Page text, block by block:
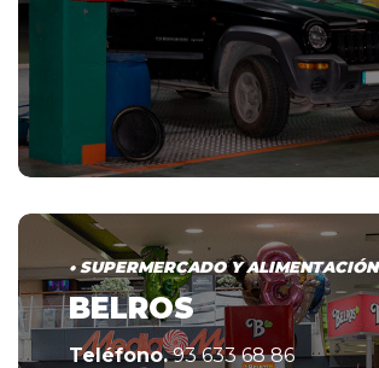
• SUPERMERCADO Y ALIMENTACIÓN
BELROS
Teléfono.93 633 68 86